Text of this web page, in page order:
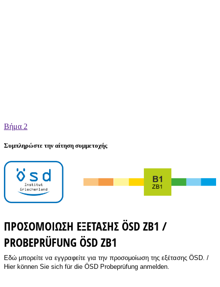
Βήμα 2
Συμπληρώστε την αίτηση συμμετοχής